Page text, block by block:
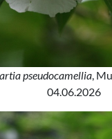
pseudocamellia,
04.06.2026